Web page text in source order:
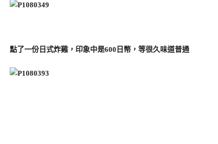
點了一份日式炸雞，印象中是600日幣，等很久味道普通